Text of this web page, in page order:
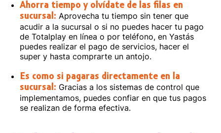
Ahorra tiempo y olvídate de las filas en
sucursal: Aprovecha tu tiempo sin tener que
acudir a la sucursal o si no puedes hacer tu pago
de Totalplay en línea o por teléfono, en Yastás
puedes realizar el pago de servicios, hacer el
super y hasta comprarte un antojo.
Es como si pagaras directamente en la
sucursal: Gracias a los sistemas de control que
implementamos, puedes confiar en que tus pagos
se realizan de forma efectiva.